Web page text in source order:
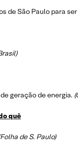
de São Paulo para
geração de energia.
quê
de S. Paulo)